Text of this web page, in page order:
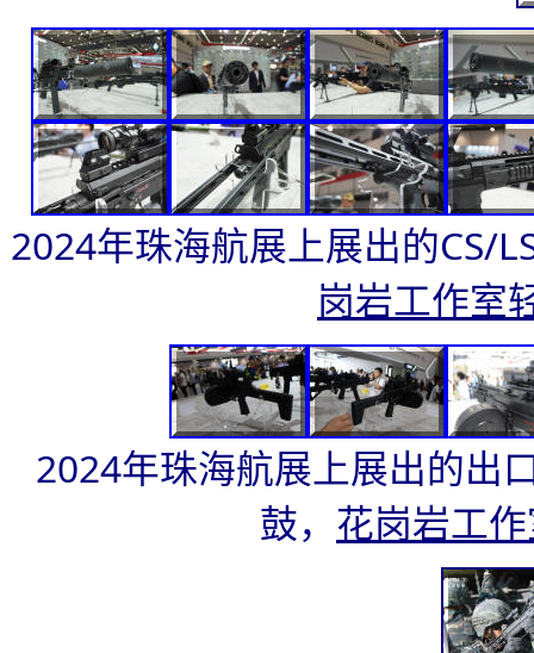
2024年珠海航展上展出的CS/
岗岩工作室
2024年珠海航展上展出的出
鼓，
花岗岩工